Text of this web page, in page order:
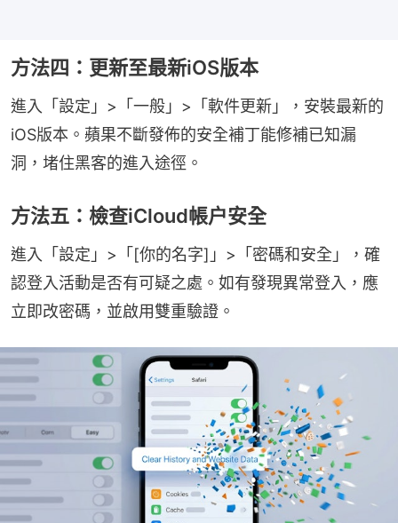
方法四：更新至最新iOS版本
進入「設定」>「一般」>「軟件更新」，安裝最新的
iOS版本。蘋果不斷發佈的安全補丁能修補已知漏
洞，堵住黑客的進入途徑。
方法五：檢查iCloud帳户安全
進入「設定」>「[你的名字]」>「密碼和安全」，確
認登入活動是否有可疑之處。如有發現異常登入，應
立即改密碼，並啟用雙重驗證。